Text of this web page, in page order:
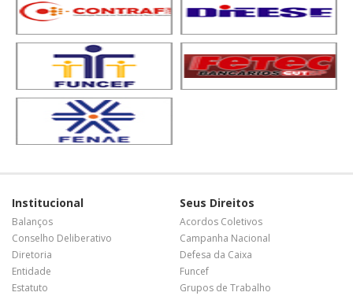
Institucional
Balanços
Conselho Deliberativo
Diretoria
Entidade
Estatuto
Seus Direitos
Acordos Coletivos
Campanha Nacional
Defesa da Caixa
Funcef
Grupos de Trabalho